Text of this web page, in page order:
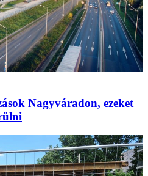
Nagyváradon, ezeket